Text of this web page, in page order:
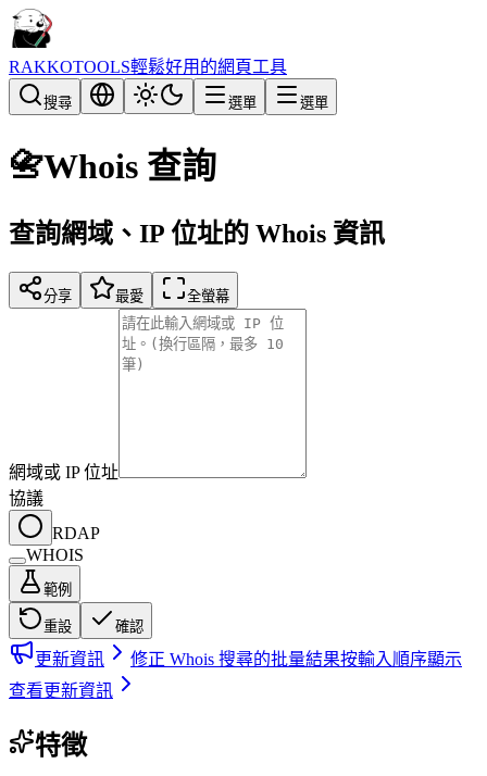
RAKKOTOOLS輕鬆好用的網頁工具
搜尋 選單 選單
📇Whois 查詢
查詢網域、IP 位址的 Whois 資訊
分享 最愛 全螢幕
網域或 IP 位址
協議
RDAP
WHOIS
範例
重設 確認
更新資訊
修正 Whois 搜尋的批量結果按輸入順序顯示
查看更新資訊
特徵